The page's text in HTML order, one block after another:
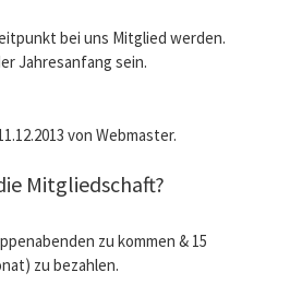
bei uns Mitglied werden.
Jahresanfang sein.
von Webmaster.
Mitgliedschaft?
zu kommen & 15
zu bezahlen.